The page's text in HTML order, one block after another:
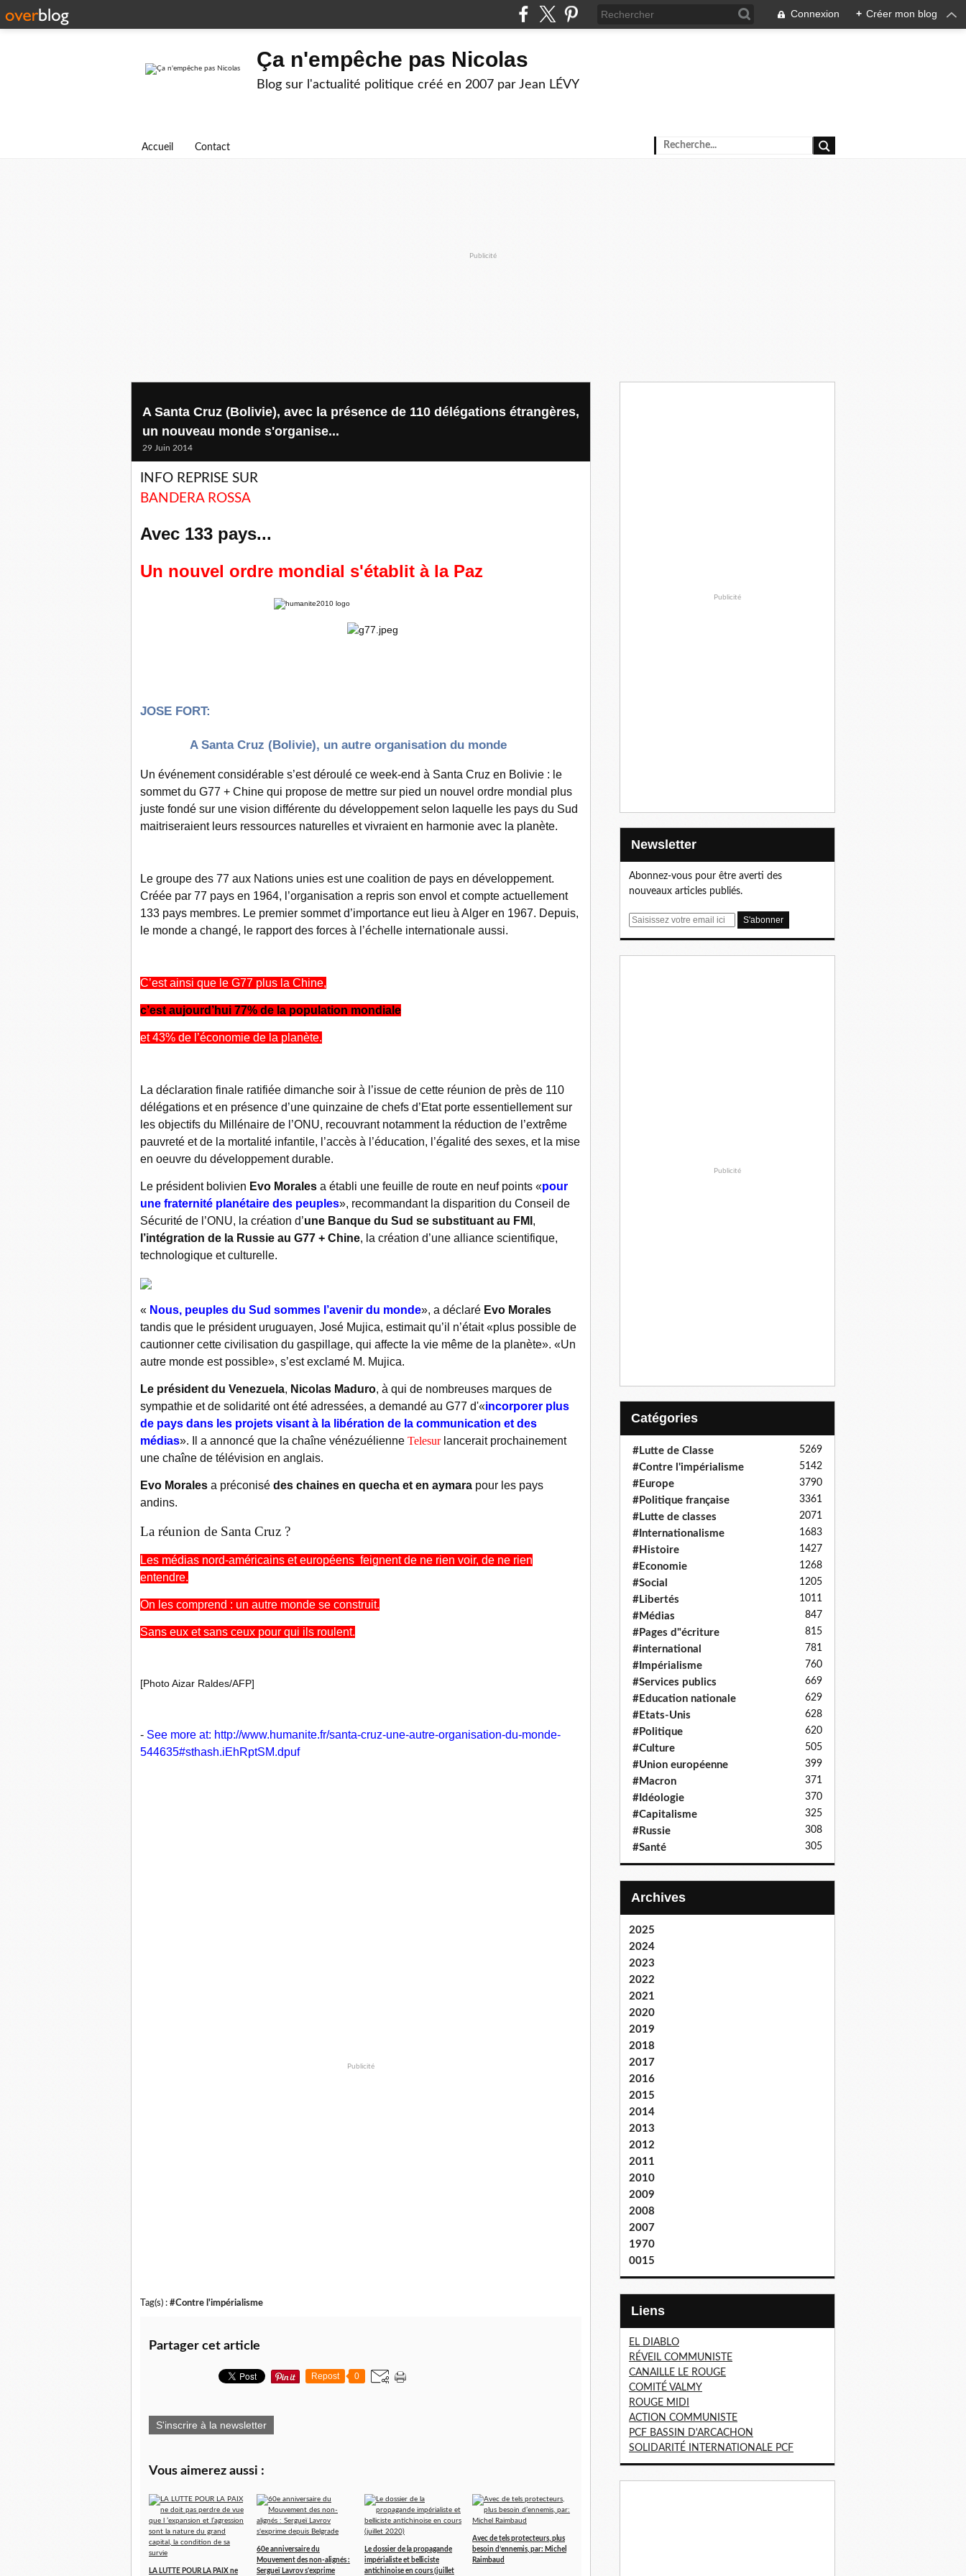
Connexion + Créer mon blog
Ça n'empêche pas Nicolas
Blog sur l'actualité politique créé en 2007 par Jean LÉVY
Accueil Contact
Publicité
A Santa Cruz (Bolivie), avec la présence de 110 délégations étrangères,
un nouveau monde s'organise...
29 Juin 2014
INFO REPRISE SUR
BANDERA ROSSA
Avec 133 pays...
Un nouvel ordre mondial s'établit à la Paz
JOSE FORT:
A Santa Cruz (Bolivie), un autre organisation du monde
Un événement considérable s’est déroulé ce week-end à Santa Cruz en Bolivie : le
sommet du G77 + Chine qui propose de mettre sur pied un nouvel ordre mondial plus
juste fondé sur une vision différente du développement selon laquelle les pays du Sud
maitriseraient leurs ressources naturelles et vivraient en harmonie avec la planète.
Le groupe des 77 aux Nations unies est une coalition de pays en développement.
Créée par 77 pays en 1964, l’organisation a repris son envol et compte actuellement
133 pays membres. Le premier sommet d’importance eut lieu à Alger en 1967. Depuis,
le monde a changé, le rapport des forces à l’échelle internationale aussi.
C’est ainsi que le G77 plus la Chine,
c’est aujourd’hui 77% de la population mondiale
et 43% de l’économie de la planète.
La déclaration finale ratifiée dimanche soir à l’issue de cette réunion de près de 110
délégations et en présence d’une quinzaine de chefs d’Etat porte essentiellement sur
les objectifs du Millénaire de l’ONU, recouvrant notamment la réduction de l’extrême
pauvreté et de la mortalité infantile, l’accès à l’éducation, l’égalité des sexes, et la mise
en oeuvre du développement durable.
Le président bolivien Evo Morales a établi une feuille de route en neuf points «pour
une fraternité planétaire des peuples», recommandant la disparition du Conseil de
Sécurité de l’ONU, la création d’une Banque du Sud se substituant au FMI ,
l’intégration de la Russie au G77 + Chine, la création d’une alliance scientifique,
technologique et culturelle.
« Nous, peuples du Sud sommes l’avenir du monde», a déclaré Evo Morales
tandis que le président uruguayen, José Mujica, estimait qu’il n’était «plus possible de
cautionner cette civilisation du gaspillage, qui affecte la vie même de la planète». «Un
autre monde est possible», s’est exclamé M. Mujica.
Le président du Venezuela, Nicolas Maduro, à qui de nombreuses marques de
sympathie et de solidarité ont été adressées, a demandé au G77 d'«incorporer plus
de pays dans les projets visant à la libération de la communication et des
médias». Il a annoncé que la chaîne vénézuélienne Telesurlancerait prochainement
une chaîne de télévision en anglais.
Evo Morales a préconisé des chaines en quecha et en aymara pour les pays
andins.
La réunion de Santa Cruz ?
Les médias nord-américains et européens feignent de ne rien voir, de ne rien
entendre.
On les comprend : un autre monde se construit.
Sans eux et sans ceux pour qui ils roulent.
[Photo Aizar Raldes/AFP]
- See more at: http://www.humanite.fr/santa-cruz-une-autre-organisation-du-monde-
544635#sthash.iEhRptSM.dpuf
Publicité
Tag(s) : #Contre l'impérialisme
Partager cet article
Repost 0
S'inscrire à la newsletter
Vous aimerez aussi :
LA LUTTE POUR LA PAIX ne
60e anniversaire du
Mouvement des non-alignés :
Sergueï Lavrov s'exprime
Le dossier de la propagande
impérialiste et belliciste
antichinoise en cours (juillet
Avec de tels protecteurs, plus
besoin d’ennemis, par: Michel
Raimbaud
Publicité
Newsletter
Abonnez-vous pour être averti des
nouveaux articles publiés.
E
Publicité
Catégories
#Lutte de Classe 5269
#Contre l'impérialisme 5142
#Europe 3790
#Politique française 3361
#Lutte de classes 2071
#Internationalisme 1683
#Histoire 1427
#Economie 1268
#Social 1205
#Libertés 1011
#Médias 847
#Pages d"écriture 815
#international 781
#Impérialisme 760
#Services publics 669
#Education nationale 629
#Etats-Unis 628
#Politique 620
#Culture 505
#Union européenne 399
#Macron 371
#Idéologie 370
#Capitalisme 325
#Russie 308
#Santé 305
Archives
2025
2024
2023
2022
2021
2020
2019
2018
2017
2016
2015
2014
2013
2012
2011
2010
2009
2008
2007
1970
0015
Liens
EL DIABLO
RÉVEIL COMMUNISTE
CANAILLE LE ROUGE
COMITÉ VALMY
ROUGE MIDI
ACTION COMMUNISTE
PCF BASSIN D'ARCACHON
SOLIDARITÉ INTERNATIONALE PCF